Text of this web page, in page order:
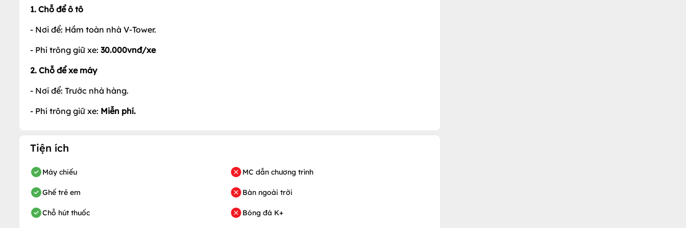
1. Chỗ để ô tô
- Nơi để: Hầm toàn nhà V-Tower.
- Phí trông giữ xe: 30.000vnđ/xe
2. Chỗ để xe máy
- Nơi để: Trước nhà hàng.
- Phí trông giữ xe: Miễn phí.
Tiện ích
Máy chiếu
Ghế trẻ em
Chỗ hút thuốc
MC dẫn chương trình
Bàn ngoài trời
Bóng đá K+